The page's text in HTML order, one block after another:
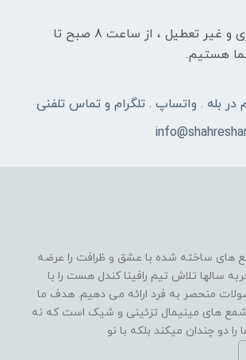
در تمام روزهای کاری و غیر تعطیل ، از ساعت 8 صبح تا
های ساخته شده با عشق و ظرافت را عرضه
سالها تلاش تیم رافینا کندل هست را با
منحصر به فرد ارائه می دهیم. هدف ما
های مینیمال تزئینی و شیک است که نه
دو چندان میکند بلکه با نو